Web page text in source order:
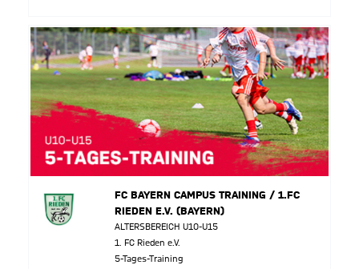
FC BAYERN CAMPUS TRAINING / 1.FC
RIEDEN E.V. (BAYERN)
ALTERSBEREICH U10-U15
1. FC Rieden e.V.
5-Tages-Training